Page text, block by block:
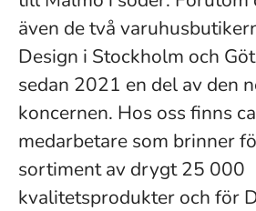
även de två
Design i Stockholm och
sedan 2021 en del av den
koncernen. Hos oss finns
medarbetare som brinner
sortiment av drygt 25 000
kvalitetsprodukter och för